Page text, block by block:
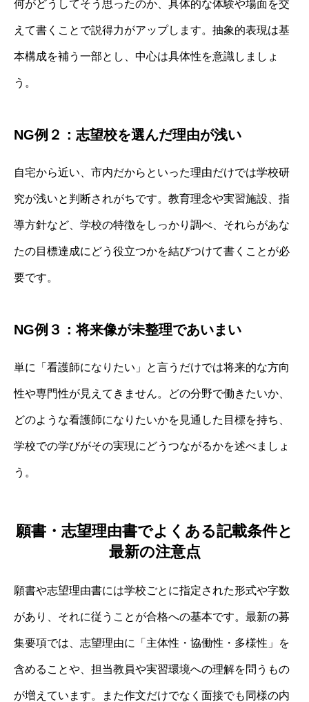
何がどうしてそう思ったのか、具体的な体験や場面を交
えて書くことで説得力がアップします。抽象的表現は基
本構成を補う一部とし、中心は具体性を意識しましょ
う。
NG例２：志望校を選んだ理由が浅い
自宅から近い、市内だからといった理由だけでは学校研
究が浅いと判断されがちです。教育理念や実習施設、指
導方針など、学校の特徴をしっかり調べ、それらがあな
たの目標達成にどう役立つかを結びつけて書くことが必
要です。
NG例３：将来像が未整理であいまい
単に「看護師になりたい」と言うだけでは将来的な方向
性や専門性が見えてきません。どの分野で働きたいか、
どのような看護師になりたいかを見通した目標を持ち、
学校での学びがその実現にどうつながるかを述べましょ
う。
願書・志望理由書でよくある記載条件と
最新の注意点
願書や志望理由書には学校ごとに指定された形式や字数
があり、それに従うことが合格への基本です。最新の募
集要項では、志望理由に「主体性・協働性・多様性」を
含めることや、担当教員や実習環境への理解を問うもの
が増えています。また作文だけでなく面接でも同様の内